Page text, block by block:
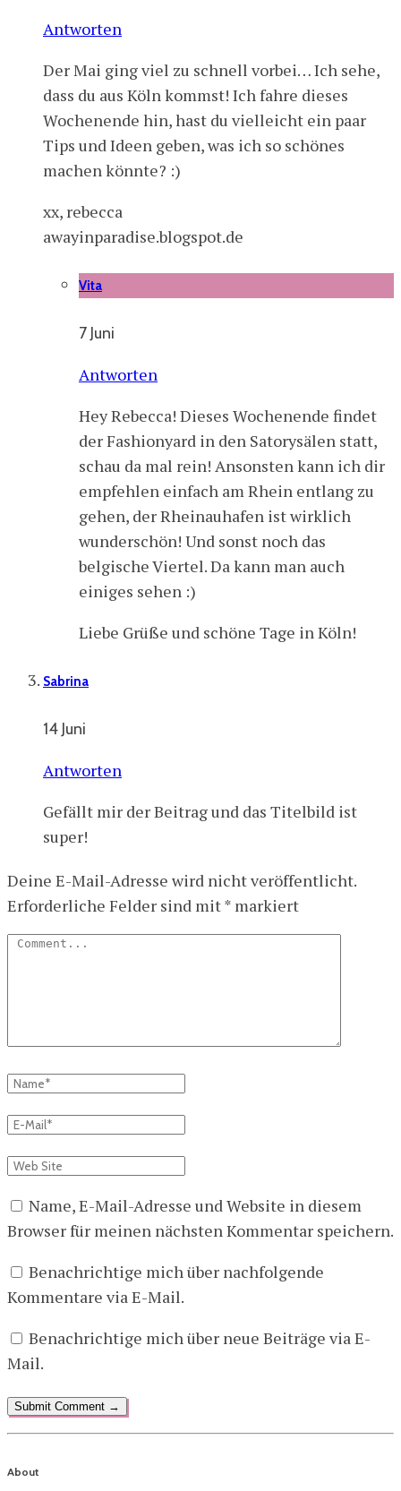
Antworten
Der Mai ging viel zu schnell vorbei… Ich sehe,
dass du aus Köln kommst! Ich fahre dieses
Wochenende hin, hast du vielleicht ein paar
Tips und Ideen geben, was ich so schönes
machen könnte? :)
xx, rebecca
awayinparadise.blogspot.de
Vita
7 Juni
Antworten
Hey Rebecca! Dieses Wochenende findet
der Fashionyard in den Satorysälen statt,
schau da mal rein! Ansonsten kann ich dir
empfehlen einfach am Rhein entlang zu
gehen, der Rheinauhafen ist wirklich
wunderschön! Und sonst noch das
belgische Viertel. Da kann man auch
einiges sehen :)
Liebe Grüße und schöne Tage in Köln!
Sabrina
14 Juni
Antworten
Gefällt mir der Beitrag und das Titelbild ist
super!
Deine E-Mail-Adresse wird nicht veröffentlicht.
Erforderliche Felder sind mit* markiert
Name, E-Mail-Adresse und Website in diesem
Browser für meinen nächsten Kommentar speichern.
Benachrichtige mich über nachfolgende
Kommentare via E-Mail.
Benachrichtige mich über neue Beiträge via E-
Mail.
About